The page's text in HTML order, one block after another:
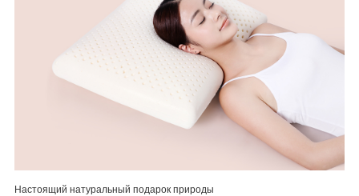
Настоящий натуральный подарок природы